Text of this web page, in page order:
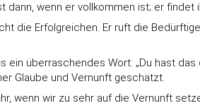
dann, wenn er vollkommen ist; er
die Erfolgreichen. Er ruft die
ein überraschendes Wort: „Du hast
Glaube und Vernunft geschätzt.
wenn wir zu sehr auf die Vernunft